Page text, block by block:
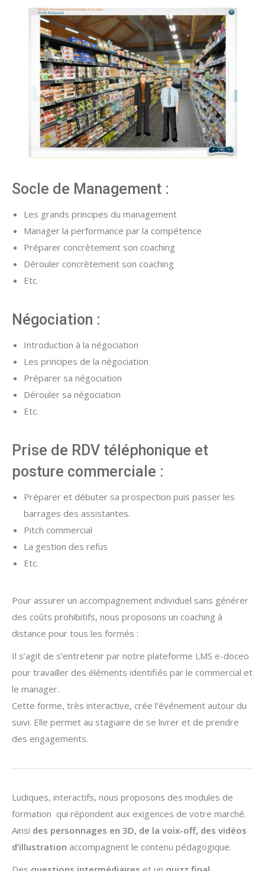
Socle de Management :
Les grands principes du management
Manager la performance par la compétence
Préparer concrètement son coaching
Dérouler concrètement son coaching
Etc.
Négociation :
Introduction à la négociation
Les principes de la négociation
Préparer sa négociation
Dérouler sa négociation
Etc.
Prise de RDV téléphonique et
posture commerciale :
Préparer et débuter sa prospection puis passer les
barrages des assistantes.
Pitch commercial
La gestion des refus
Etc.
Pour assurer un accompagnement individuel sans générer
des coûts prohibitifs, nous proposons un coaching à
distance pour tous les formés :
Il s’agit de s’entretenir par notre plateforme LMS e-doceo
pour travailler des éléments identifiés par le commercial et
le manager.
Cette forme, très interactive, crée l’événement autour du
suivi. Elle permet au stagiaire de se livrer et de prendre
des engagements.
Ludiques, interactifs, nous proposons des modules de
formation qui répondent aux exigences de votre marché.
Ainsi des personnages en 3D, de la voix-off, des vidéos
d’illustration accompagnent le contenu pédagogique.